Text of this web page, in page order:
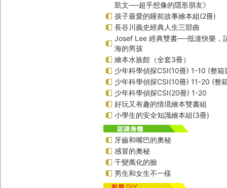
凱文──超乎想像的隱形朋友》
孩子最愛的睡前故事繪本組(2冊)
長谷川義史經典人生三部曲
Josef Lee 經典雙書──抵達快樂，
海的男孩
繪本水族館（全套3冊）
少年科學偵探CSI(10冊) 1-10 (整箱
少年科學偵探CSI(10冊) 11-20 (整
少年科學偵探CSI(20冊) 1-20
好玩又有趣的情境繪本雙書組
小學生的安全知識繪本組(3冊)
牙齒和嘴巴的奧秘
感冒的奧秘
千變萬化的臉
男生和女生不一樣